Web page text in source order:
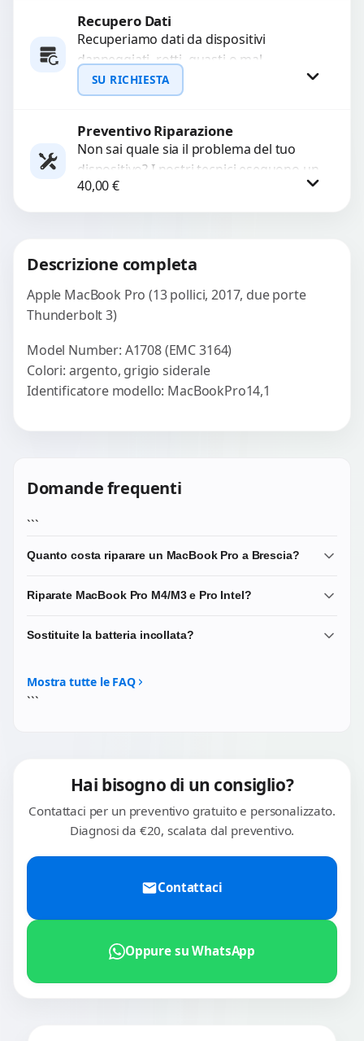
Richiedi Preventivo
WhatsApp
Recupero Dati
Recuperiamo dati da dispositivi
danneggiati, rotti, guasti o mal
funzionanti. Utilizziamo strumenti
avanzati per recuperare file importanti
SU RICHIESTA
Richiedi Preventivo
Preventivo Riparazione
Non sai quale sia il problema del tuo
dispositivo? I nostri tecnici eseguono un
check-up completo con strumenti
avanzati per...
40,00€
Descrizione completa
Apple MacBook Pro (13 pollici, 2017, due porte
Thunderbolt 3)
Model Number: A1708 (EMC 3164)
Colori: argento, grigio siderale
Identificatore modello: MacBookPro14,1
Domande frequenti
```
Quanto costa riparare un MacBook Pro a Brescia?
Liquid Retina XDR pannelli costano di piu. Microsoldering
Riparate MacBook Pro M4/M3 e Pro Intel?
Touch Bar 2016-2019, Retina 2012-2015, 17 legacy.
Sostituite la batteria incollata?
strip sicura. Garanzia 3 mesi.
Mostra tutte le FAQ
```
Hai bisogno di un consiglio?
Contattaci per un preventivo gratuito e personalizzato.
Diagnosi da €20, scalata dal preventivo.
Contattaci
Oppure su WhatsApp